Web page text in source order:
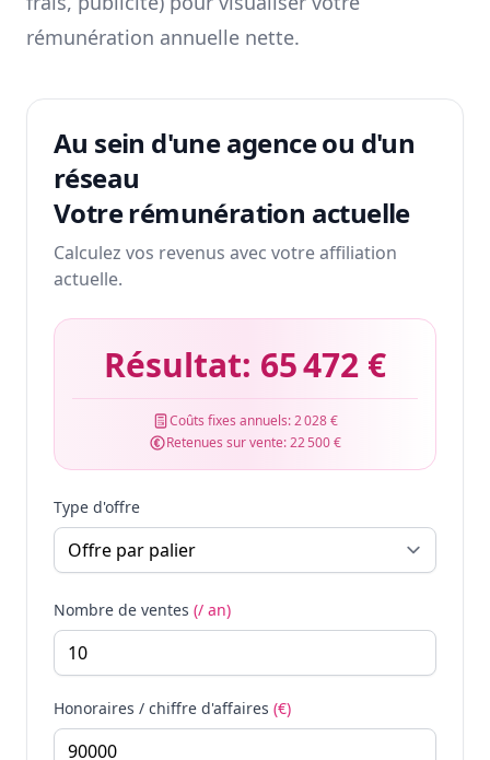
rémunération annuelle nette.
Au sein d'une agence ou d'un
réseau
Votre rémunération actuelle
Calculez vos revenus avec votre affiliation
actuelle.
Résultat: 65 472 €
Coûts fixes annuels:2 028 €
Retenues sur vente:22 500 €
Type d'offre
Nombre de ventes (/ an)
Honoraires / chiffre d'affaires (€)